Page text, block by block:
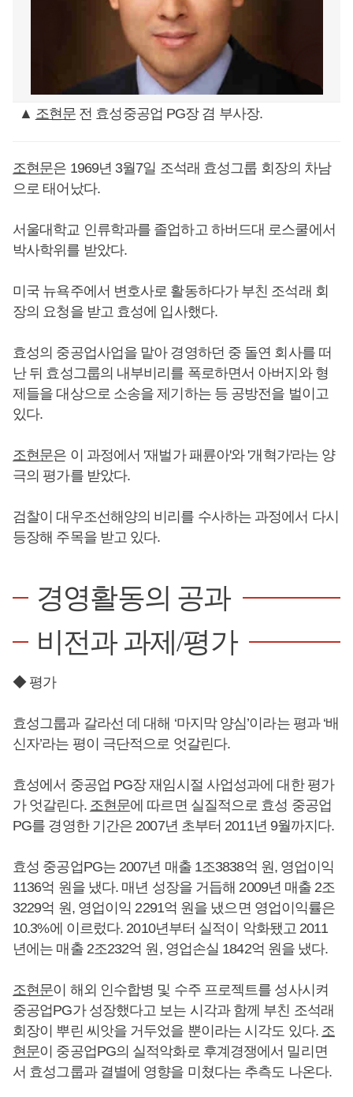
▲ 조현문 전 효성중공업 PG장 겸 부사장.
조현문은 1969년 3월7일 조석래 효성그룹 회장의 차남
으로 태어났다.
서울대학교 인류학과를 졸업하고 하버드대 로스쿨에서
박사학위를 받았다.
미국 뉴욕주에서 변호사로 활동하다가 부친 조석래 회
장의 요청을 받고 효성에 입사했다.
효성의 중공업사업을 맡아 경영하던 중 돌연 회사를 떠
난 뒤 효성그룹의 내부비리를 폭로하면서 아버지와 형
제들을 대상으로 소송을 제기하는 등 공방전을 벌이고
있다.
조현문은 이 과정에서 '재벌가 패륜아'와 '개혁가'라는 양
극의 평가를 받았다.
검찰이 대우조선해양의 비리를 수사하는 과정에서 다시
등장해 주목을 받고 있다.
경영활동의 공과
비전과 과제/평가
◆ 평가
효성그룹과 갈라선 데 대해 ‘마지막 양심’이라는 평과 ‘배
신자’라는 평이 극단적으로 엇갈린다.
효성에서 중공업 PG장 재임시절 사업성과에 대한 평가
가 엇갈린다. 조현문에 따르면 실질적으로 효성 중공업
PG를 경영한 기간은 2007년 초부터 2011년 9월까지다.
효성 중공업PG는 2007년 매출 1조3838억 원, 영업이익
1136억 원을 냈다. 매년 성장을 거듭해 2009년 매출 2조
3229억 원, 영업이익 2291억 원을 냈으면 영업이익률은
10.3%에 이르렀다. 2010년부터 실적이 악화됐고 2011
년에는 매출 2조232억 원, 영업손실 1842억 원을 냈다.
조현문이 해외 인수합병 및 수주 프로젝트를 성사시켜
중공업PG가 성장했다고 보는 시각과 함께 부친 조석래
회장이 뿌린 씨앗을 거두었을 뿐이라는 시각도 있다. 조
현문이 중공업PG의 실적악화로 후계경쟁에서 밀리면
서 효성그룹과 결별에 영향을 미쳤다는 추측도 나온다.